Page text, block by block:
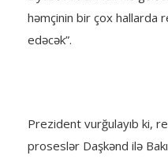
həmçinin bir çox hallarda
edəcək”.
Prezident vurğulayıb ki,
proseslər Daşkənd ilə